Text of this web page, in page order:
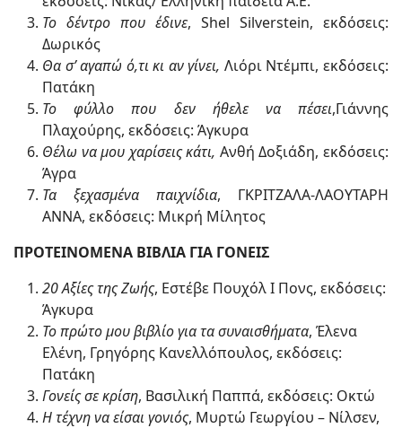
Το δέντρο που έδινε, Shel Silverstein, εκδόσεις:
Δωρικός
Θα σ’ αγαπώ ό,τι κι αν γίνει, Λιόρι Ντέμπι, εκδόσεις:
Πατάκη
Το φύλλο που δεν ήθελε να πέσει,Γιάννης
Πλαχούρης, εκδόσεις: Άγκυρα
Θέλω να μου χαρίσεις κάτι, Ανθή Δοξιάδη, εκδόσεις:
Άγρα
Τα ξεχασμένα παιχνίδια, ΓΚΡΙΤΖΑΛΑ-ΛΑΟΥΤΑΡΗ
ΑΝΝΑ, εκδόσεις: Μικρή Μίλητος
ΠΡΟΤΕΙΝΟΜΕΝΑ ΒΙΒΛΙΑ ΓΙΑ ΓΟΝΕΙΣ
20 Αξίες της Ζωής, Εστέβε Πουχόλ Ι Πονς, εκδόσεις:
Άγκυρα
Το πρώτο μου βιβλίο για τα συναισθήματα, Έλενα
Ελένη, Γρηγόρης Κανελλόπουλος, εκδόσεις:
Πατάκη
Γονείς σε κρίση, Βασιλική Παππά, εκδόσεις: Οκτώ
Η τέχνη να είσαι γονιός, Μυρτώ Γεωργίου – Νίλσεν,